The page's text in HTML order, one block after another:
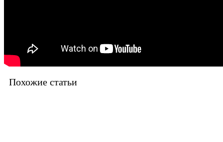
Похожие статьи